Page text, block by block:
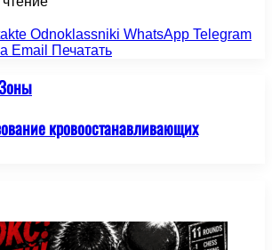
Odnoklassniki WhatsApp Telegram
Email Печатать
кровоостанавливающих